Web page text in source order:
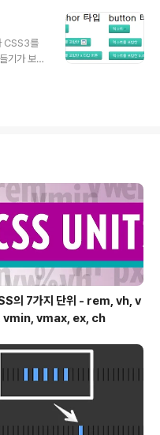
급했듯
고 했습
다. html
CSS3를
기가 보다
상황이
스트를
튼 butto
스트를 포
쪽 초록 화
의 7가지 단위 - rem, vh, v
vmin, vmax, ex, ch